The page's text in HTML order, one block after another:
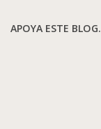
APOYA ESTE